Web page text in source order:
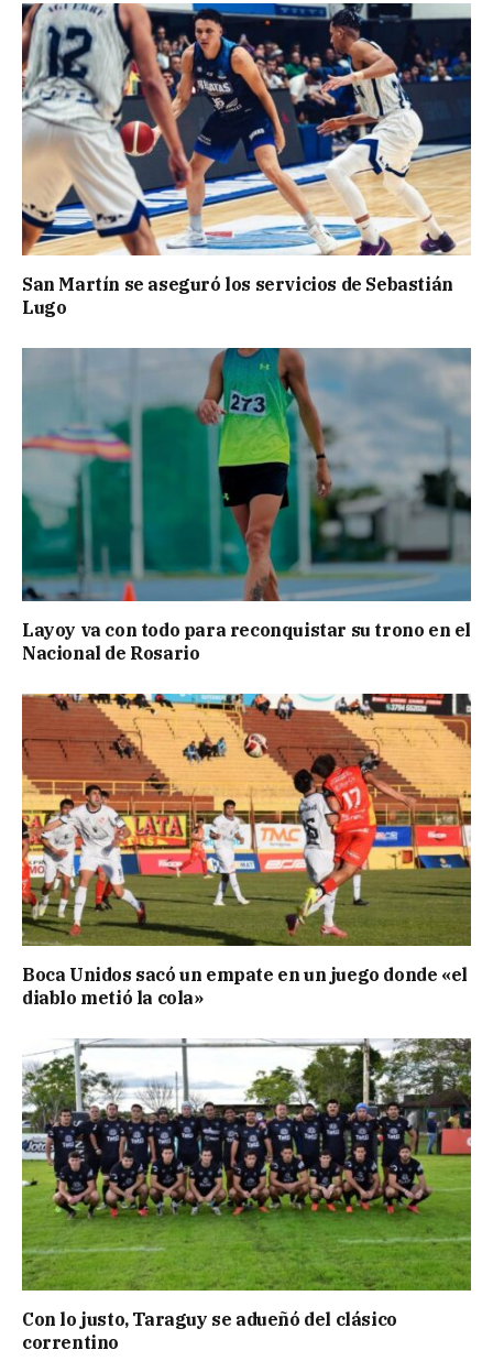
San Martín se aseguró los servicios de Sebastián
Lugo
Layoy va con todo para reconquistar su trono en el
Nacional de Rosario
Boca Unidos sacó un empate en un juego donde «el
diablo metió la cola»
Con lo justo, Taraguy se adueñó del clásico
correntino